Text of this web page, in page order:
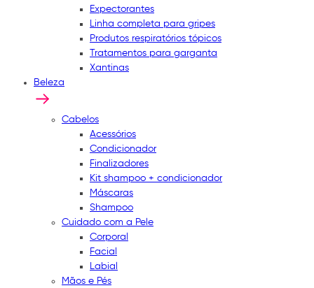
Expectorantes
Linha completa para gripes
Produtos respiratórios tópicos
Tratamentos para garganta
Xantinas
Beleza
Cabelos
Acessórios
Condicionador
Finalizadores
Kit shampoo + condicionador
Máscaras
Shampoo
Cuidado com a Pele
Corporal
Facial
Labial
Mãos e Pés